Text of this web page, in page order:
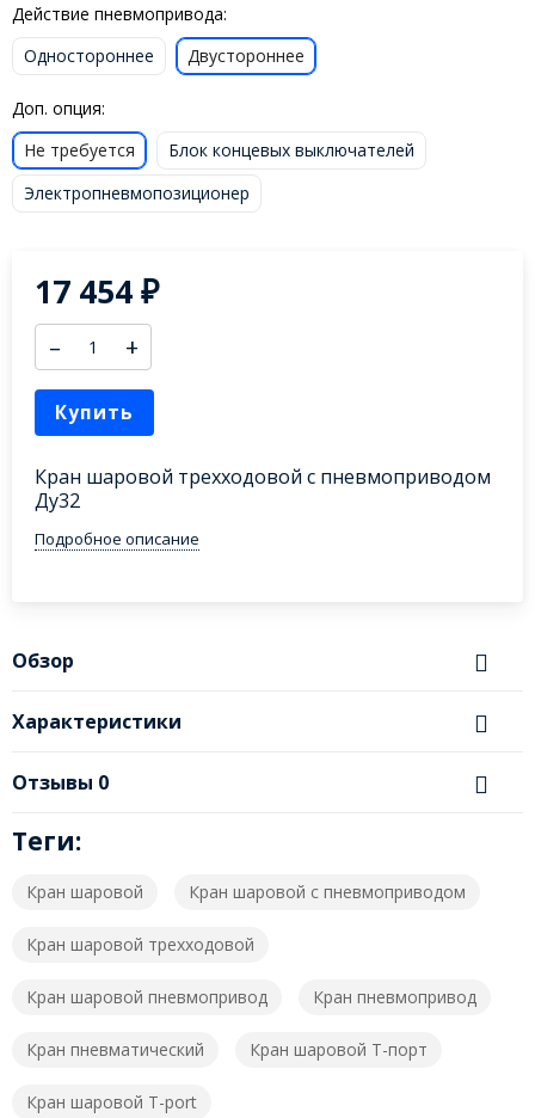
Действие пневмопривода:
Одностороннее
Двустороннее
Доп. опция:
Не требуется
Блок концевых выключателей
Электропневмопозиционер
17 454₽
– +
Купить
Кран шаровой трехходовой с пневмоприводом
Ду32
Подробное описание
Обзор
Характеристики
Отзывы 0
Теги:
Кран шаровой Кран шаровой с пневмоприводом
Кран шаровой трехходовой
Кран шаровой пневмопривод Кран пневмопривод
Кран пневматический Кран шаровой T-порт
Кран шаровой T-port